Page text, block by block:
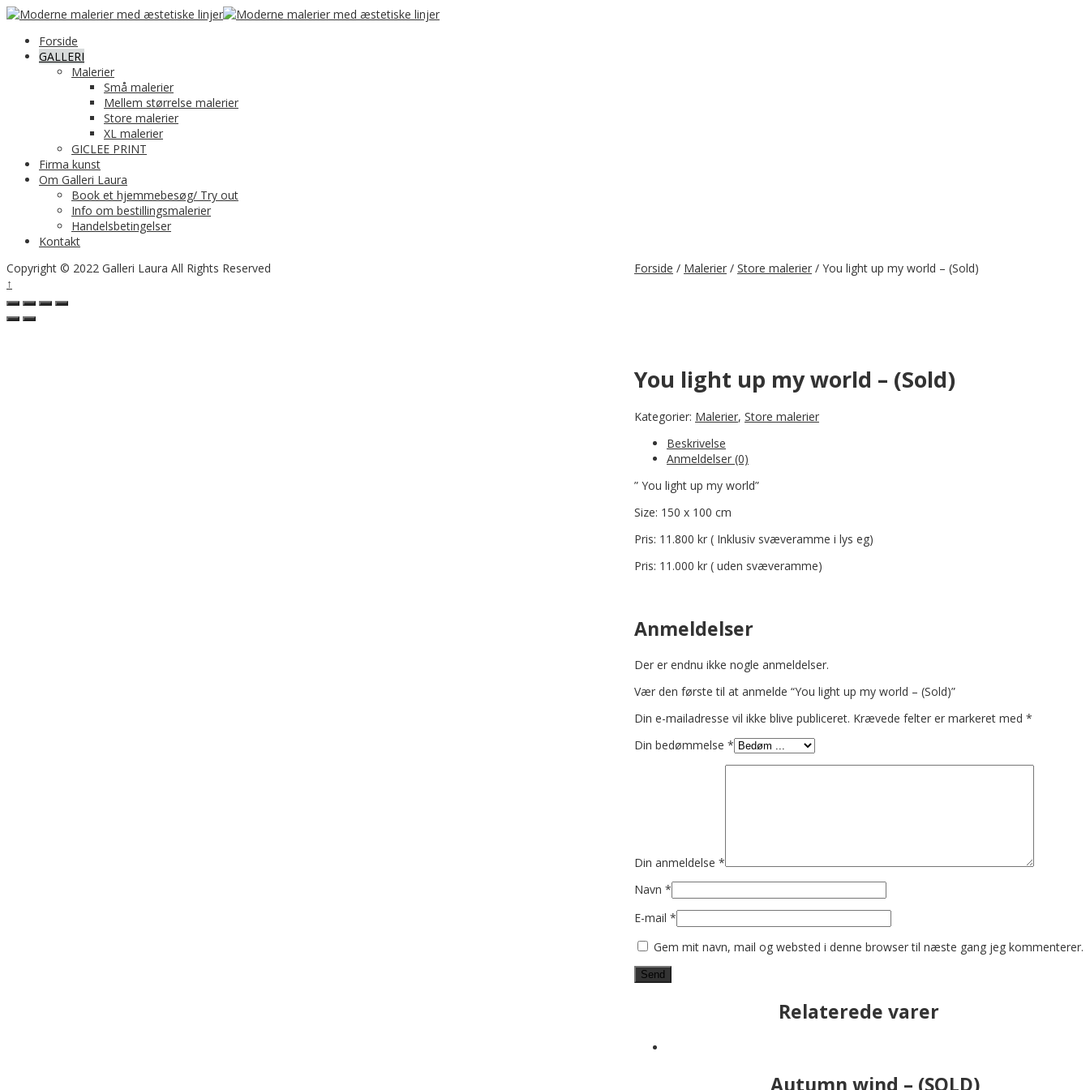
Forside
GALLERI
Malerier
Små malerier
Mellem størrelse malerier
Store malerier
XL malerier
GICLEE PRINT
Firma kunst
Om Galleri Laura
Book et hjemmebesøg/ Try out
Info om bestillingsmalerier
Handelsbetingelser
Kontakt
Forside / Malerier / Store malerier / You light up my world – (Sold)
You light up my world – (Sold)
Kategorier: Malerier, Store malerier
Beskrivelse
Anmeldelser (0)
” You light up my world”
Size: 150 x 100 cm
Pris: 11.800 kr ( Inklusiv svæveramme i lys eg)
Pris: 11.000 kr ( uden svæveramme)
Anmeldelser
Der er endnu ikke nogle anmeldelser.
Vær den første til at anmelde “You light up my world – (Sold)”
Din e-mailadresse vil ikke blive publiceret. Krævede felter er markeret med *
Din bedømmelse *
Din anmeldelse *
Navn *
E-mail *
Gem mit navn, mail og websted i denne browser til næste gang jeg kommenterer.
Relaterede varer
Autumn wind – (SOLD)
Copyright © 2022 Galleri Laura All Rights Reserved
↑